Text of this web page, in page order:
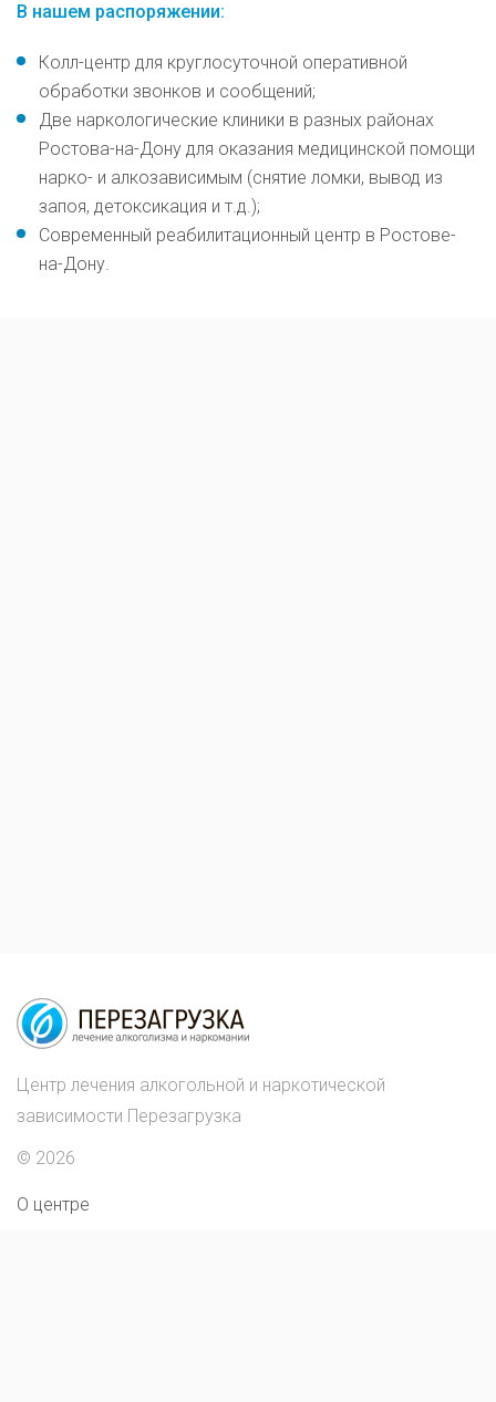
В нашем распоряжении:
Колл-центр для круглосуточной оперативной
обработки звонков и сообщений;
Две наркологические клиники в разных районах
Ростова-на-Дону для оказания медицинской помощи
нарко- и алкозависимым (снятие ломки, вывод из
запоя, детоксикация и т.д.);
Современный реабилитационный центр в Ростове-
на-Дону.
Центр лечения алкогольной и наркотической
зависимости Перезагрузка
© 2026
О центре